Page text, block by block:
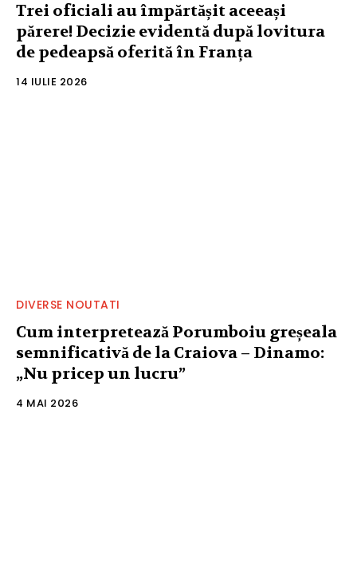
Trei oficiali au împărtășit aceeași
părere! Decizie evidentă după lovitura
de pedeapsă oferită în Franța
14 IULIE 2026
DIVERSE NOUTATI
Cum interpretează Porumboiu greșeala
semnificativă de la Craiova – Dinamo:
„Nu pricep un lucru”
4 MAI 2026